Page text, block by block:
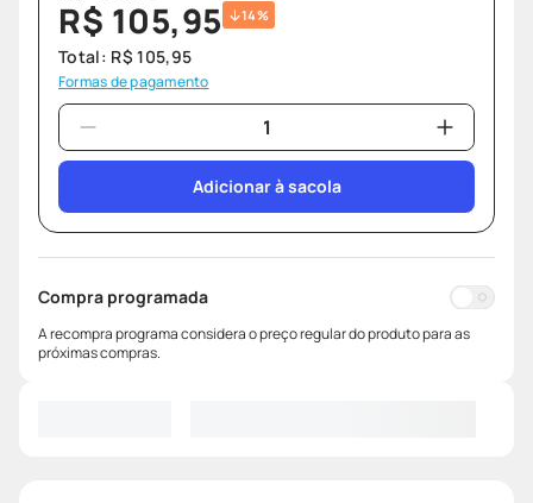
R$ 105,95 14%
Total: R$ 105,95
Formas de pagamento
Adicionar à sacola
Compra programada
A recompra programa considera o preço regular do produto para as
próximas compras.